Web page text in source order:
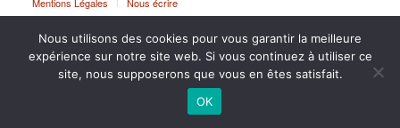
Nous utilisons des cookies pour vous garantir la meilleure
expérience sur notre site web. Si vous continuez à utiliser ce
site, nous supposerons que vous en êtes satisfait.
OK